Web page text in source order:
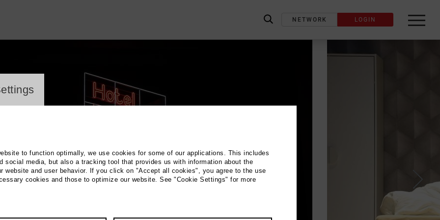
label_search
NETWORK LOGIN
to function optimally, we use cookies for some of our applications. This includes
social media, but also a tracking tool that provides us with information about the
website and user behavior. If you click on "Accept all cookies", you agree to the use
cookies and those to optimize our website. See "Cookie Settings" for more